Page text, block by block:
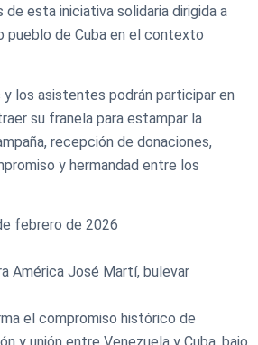
esta iniciativa solidaria dirigida a
pueblo de Cuba en el contexto
y los asistentes podrán participar en
su franela para estampar la
recepción de donaciones,
y hermandad entre los
febrero de 2026
América José Martí, bulevar
el compromiso histórico de